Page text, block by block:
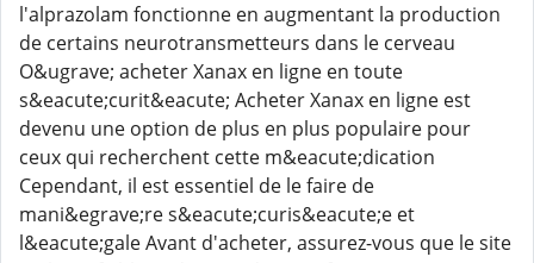
l'alprazolam fonctionne en augmentant la production
de certains neurotransmetteurs dans le cerveau
O&ugrave; acheter Xanax en ligne en toute
s&eacute;curit&eacute; Acheter Xanax en ligne est
devenu une option de plus en plus populaire pour
ceux qui recherchent cette m&eacute;dication
Cependant, il est essentiel de le faire de
mani&egrave;re s&eacute;curis&eacute;e et
l&eacute;gale Avant d'acheter, assurez-vous que le site